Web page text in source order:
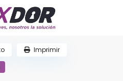
Imprimir